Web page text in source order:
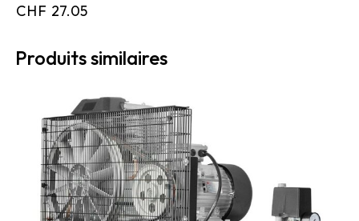
CHF 27.05
Produits similaires